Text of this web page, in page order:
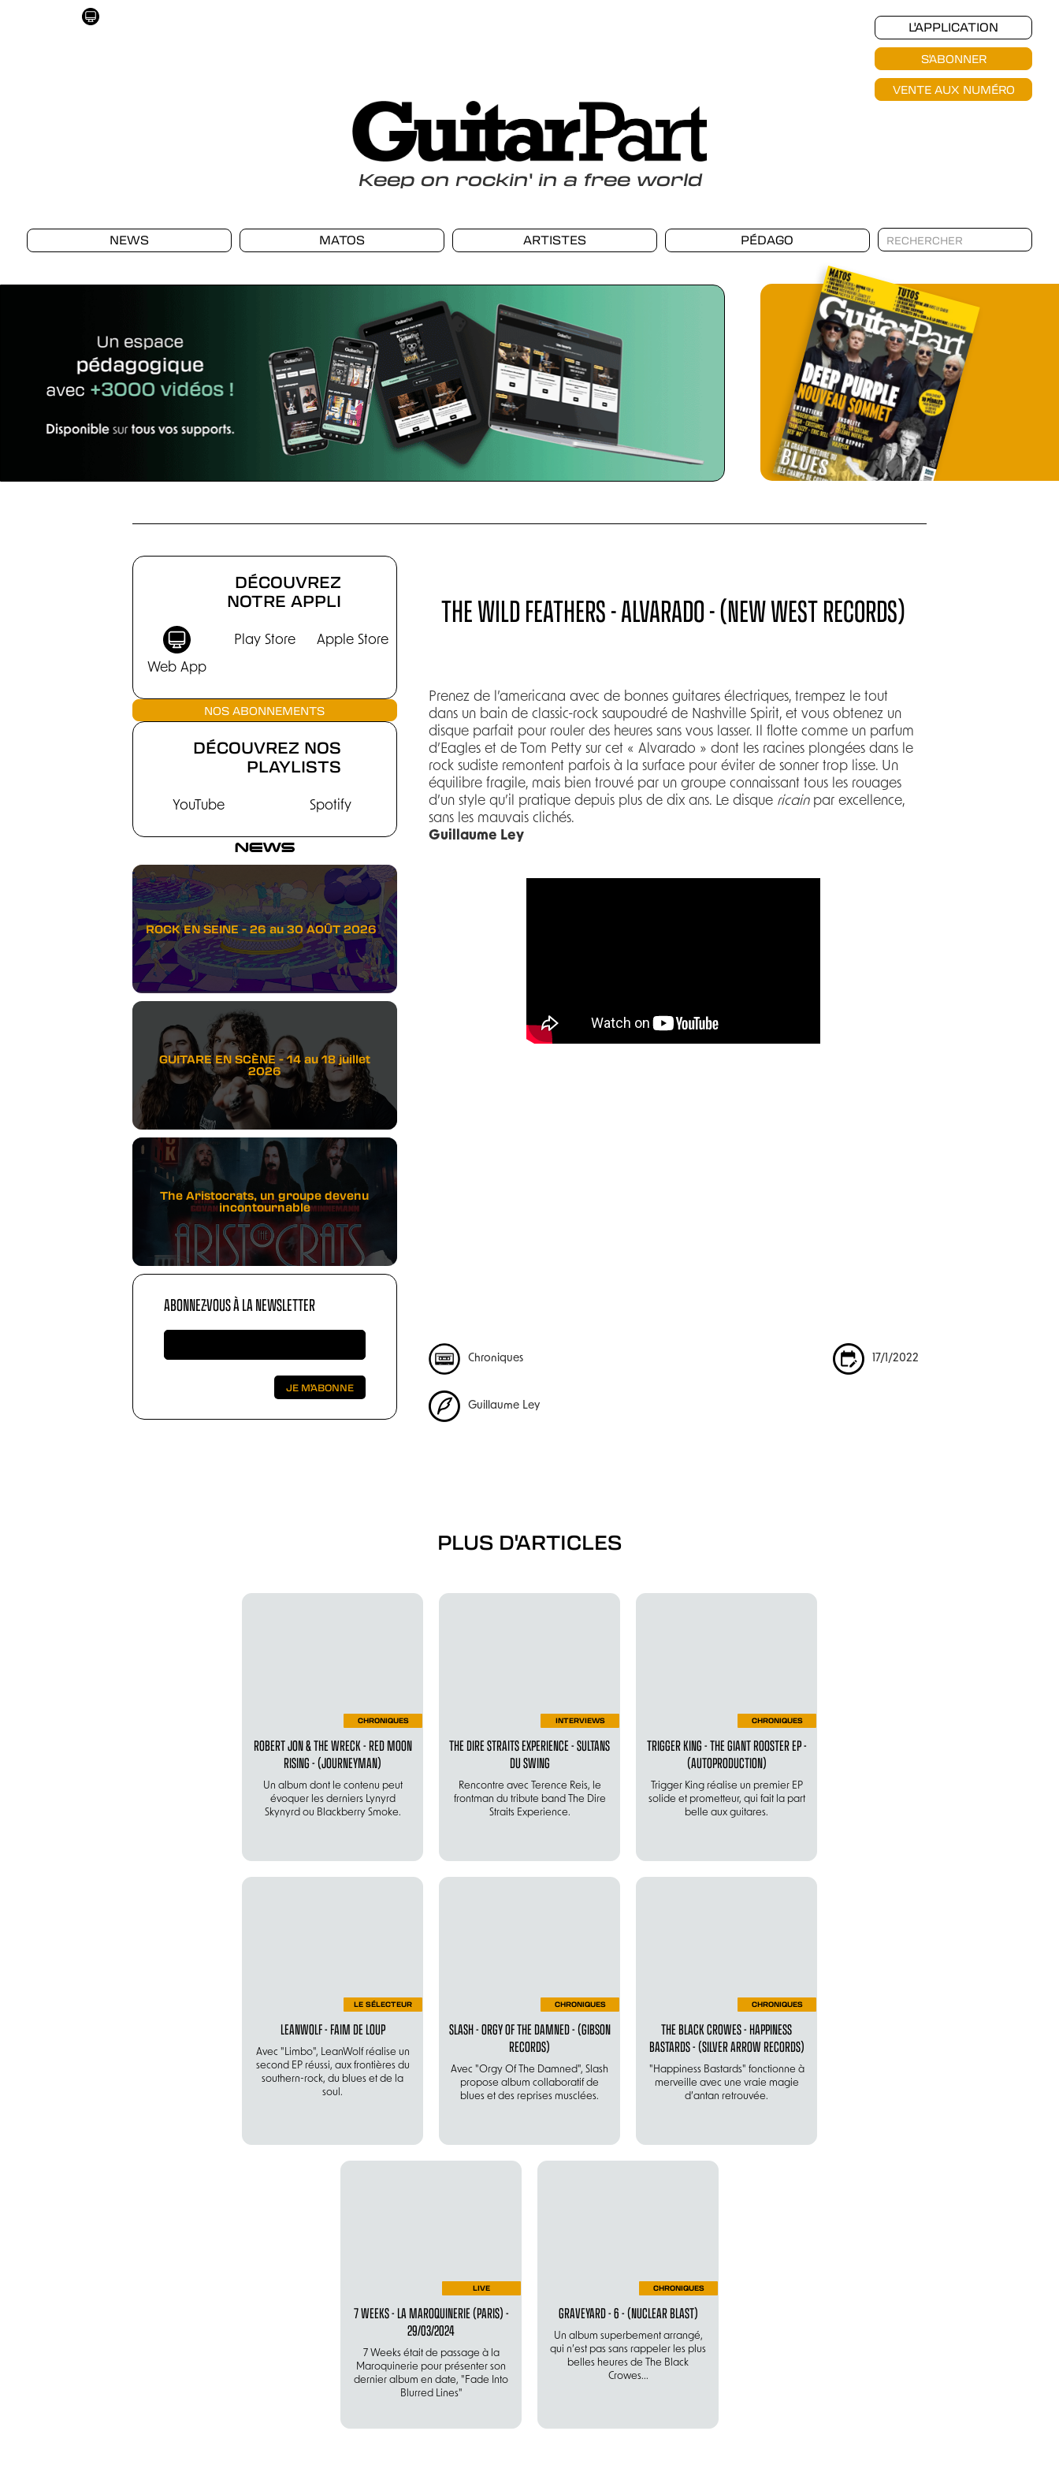
L'APPLICATION
S'ABONNER
VENTE AUX NUMÉRO
Keepon rockin' in a free world
NEWS MATOS ARTISTES PÉDAGO
CHRONIQUES
DÉCOUVREZ
NOTRE APPLI
Web App
Play Store Apple Store
NOS ABONNEMENTS
DÉCOUVREZ NOS
PLAYLISTS
YouTube Spotify
NEWS
ROCK EN SEINE - 26 au 30 AOÛT 2026
GUITARE EN SCÈNE - 14 au 18 juillet
2026
The Aristocrats, un groupe devenu
incontournable
ABONNEZ-VOUS À LA NEWSLETTER
THE WILD FEATHERS - ALVARADO - (NEW WEST RECORDS)
Prenez de l’americana avec de bonnes guitares électriques, trempez le tout
dans un bain de classic-rock saupoudré de Nashville Spirit, et vous obtenez un
disque parfait pour rouler des heures sans vous lasser. Il flotte comme un parfum
d’Eagles et de Tom Petty sur cet « Alvarado » dont les racines plongées dans le
rock sudiste remontent parfois à la surface pour éviter de sonner trop lisse. Un
équilibre fragile, mais bien trouvé par un groupe connaissant tous les rouages
d’un style qu’il pratique depuis plus de dix ans. Le disque ricainpar excellence,
sans les mauvais clichés.
Guillaume Ley
Chroniques
Guillaume Ley
17/1/2022
PLUS D'ARTICLES
CHRONIQUES
ROBERT JON & THE WRECK - RED MOON
RISING - (JOURNEYMAN)
Un album dont le contenu peut
évoquer les derniers Lynyrd
Skynyrd ou Blackberry Smoke.
INTERVIEWS
THE DIRE STRAITS EXPERIENCE - SULTANS
DU SWING
Rencontre avec Terence Reis, le
frontman du tribute band The Dire
Straits Experience.
CHRONIQUES
TRIGGER KING - THE GIANT ROOSTER EP -
(AUTOPRODUCTION)
Trigger King réalise un premier EP
solide et prometteur, qui fait la part
belle aux guitares.
LE SÉLECTEUR
LEANWOLF - FAIM DE LOUP
Avec "Limbo", LeanWolf réalise un
second EP réussi, aux frontières du
southern-rock, du blues et de la
soul.
CHRONIQUES
SLASH - ORGY OF THE DAMNED - (GIBSON
RECORDS)
Avec "Orgy Of The Damned", Slash
propose album collaboratif de
blues et des reprises musclées.
CHRONIQUES
THE BLACK CROWES - HAPPINESS
BASTARDS - (SILVER ARROW RECORDS)
"Happiness Bastards" fonctionne à
merveille avec une vraie magie
d’antan retrouvée.
LIVE
7 WEEKS - LA MAROQUINERIE (PARIS) -
29/03/2024
7 Weeks était de passage à la
Maroquinerie pour présenter son
dernier album en date, "Fade Into
Blurred Lines"
CHRONIQUES
GRAVEYARD - 6 - (NUCLEAR BLAST)
Un album superbement arrangé,
qui n’est pas sans rappeler les plus
belles heures de The Black
Crowes...